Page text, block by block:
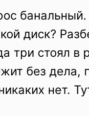
банальный.
диск?
три стоял в
без дела,
нет.